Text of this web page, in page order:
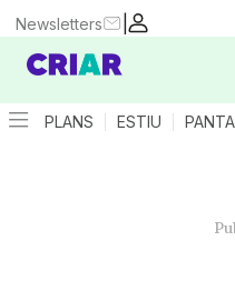
|
Newsletters
PLANS ESTIU